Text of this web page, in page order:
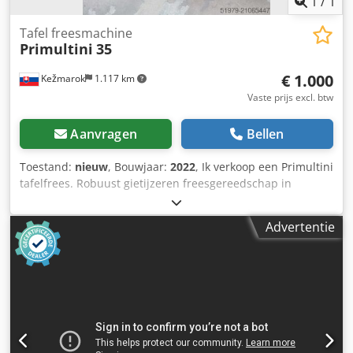
1150 h Gewicht: 348 kg
Kežmarok 1.117 km
Tafel freesmachine
Primultini 35
€ 1.000
Vaste prijs excl. btw
Aanvragen Bellen
Toestand: nieuw, Bouwjaar: 2022, Ik verkoop een Primultini
tafelfrees. Robuust gietijzeren freesgereedschap in
uitstekende staat. Asdiameter 35 mm. Direct beschikbaar.
Crodpfx Aisyc N Dio Tef
Advertentie